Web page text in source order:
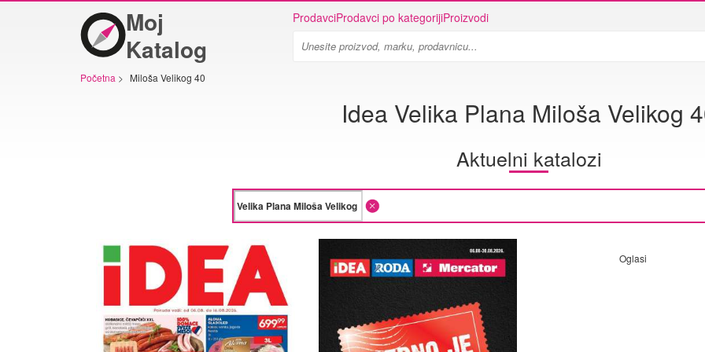
Moj
Katalog
ProdavciProdavci po kategorijiProizvodi
Početna > Miloša Velikog 40
Idea Velika Plana Miloša Velikog
Aktuelni katalozi
Oglasi